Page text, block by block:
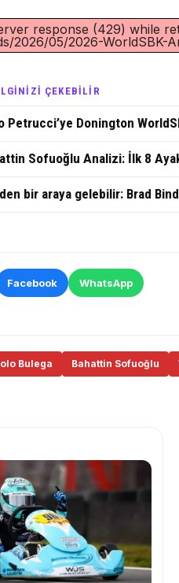
response (429) while
2026/05/2026-WorldSBK-
ÇEKEBİLİR
Petrucci’ye Donington
Sofuoğlu Analizi: İlk 8
bir araya gelebilir: Brad
Facebook WhatsApp
Bulega Bahattin Sofuoğlu